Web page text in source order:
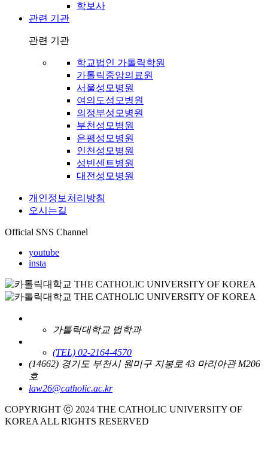
학보사
관련 기관
관련 기관
학교법인 가톨릭학원
가톨릭중앙의료원
서울성모병원
여의도성모병원
의정부성모병원
부천성모병원
은평성모병원
인천성모병원
성빈센트병원
대전성모병원
개인정보처리방침
오시는길
Official SNS Channel
youtube
insta
가톨릭대학교 법학과
(TEL) 02-2164-4570
(14662) 경기도 부천시 원미구 지봉로 43 마리아관 M206
호
law26@catholic.ac.kr
COPYRIGHT ⓒ 2024 THE CATHOLIC UNIVERSITY OF
KOREA ALL RIGHTS RESERVED